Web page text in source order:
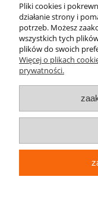
Pliki cookies i
działanie strony i
potrzeb. Możesz
wszystkich tych
plików do swoich
Więcej o plikach
prywatności.